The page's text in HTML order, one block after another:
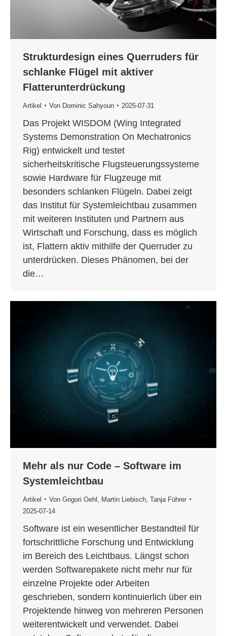
Strukturdesign eines Querruders für
schlanke Flügel mit aktiver
Flatterunterdrückung
Artikel Von Dominic Sahyoun 2025-07-31
Das Projekt WISDOM (Wing Integrated
Systems Demonstration On Mechatronics
Rig) entwickelt und testet
sicherheitskritische Flugsteuerungssysteme
sowie Hardware für Flugzeuge mit
besonders schlanken Flügeln. Dabei zeigt
das Institut für Systemleichtbau zusammen
mit weiteren Instituten und Partnern aus
Wirtschaft und Forschung, dass es möglich
ist, Flattern aktiv mithilfe der Querruder zu
unterdrücken. Dieses Phänomen, bei der
die…
Mehr als nur Code – Software im
Systemleichtbau
Artikel Von Grigori Oehl Martin Liebisch Tanja Führer
2025-07-14
Software ist ein wesentlicher Bestandteil für
fortschrittliche Forschung und Entwicklung
im Bereich des Leichtbaus. Längst schon
werden Softwarepakete nicht mehr nur für
einzelne Projekte oder Arbeiten
geschrieben, sondern kontinuierlich über ein
Projektende hinweg von mehreren Personen
weiterentwickelt und verwendet. Dabei